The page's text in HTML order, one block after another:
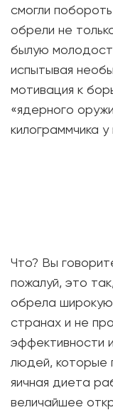
смогли
обрели не
былую
испытывая
мотивация к
«ядерного
килограммчика
Что? Вы
пожалуй, это
обрела широкую
странах и не
эффективности
людей, которые
яичная диета
величайшее